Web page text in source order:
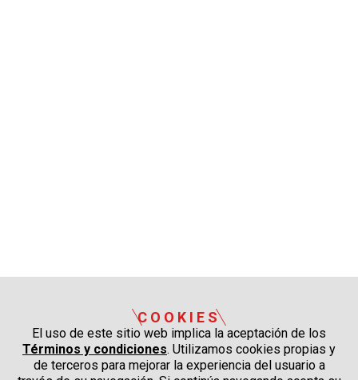
COOKIES
El uso de este sitio web implica la aceptación de los
Términos y condiciones. Utilizamos cookies propias y
de terceros para mejorar la experiencia del usuario a